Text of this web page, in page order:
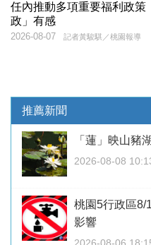
任內推動多項重要福利政
政」有感
記者黃駿騏／桃園報導
2026-08-07
推薦新聞
「蓮」映山
2026-08-08
桃園5行政區
影響